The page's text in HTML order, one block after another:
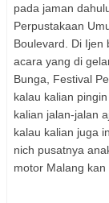
pada jaman
Perpustakaan
Boulevard. Di Ijen
acara yang di
Bunga, Festival
kalau kalian
kalian jalan-jalan
kalau kalian juga
nich pusatnya
motor Malang kan